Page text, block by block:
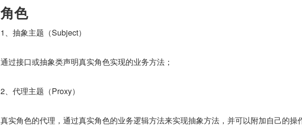
角色
1、抽象主题（Subject）
通过接口或抽象类声明真实角色实现的业务方法；
2、代理主题（Proxy）
真实角色的代理，通过真实角色的业务逻辑方法来实现抽象方法，并可以附加自己的操